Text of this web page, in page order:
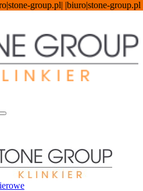
group.pl| |biuro|stone-group.pl